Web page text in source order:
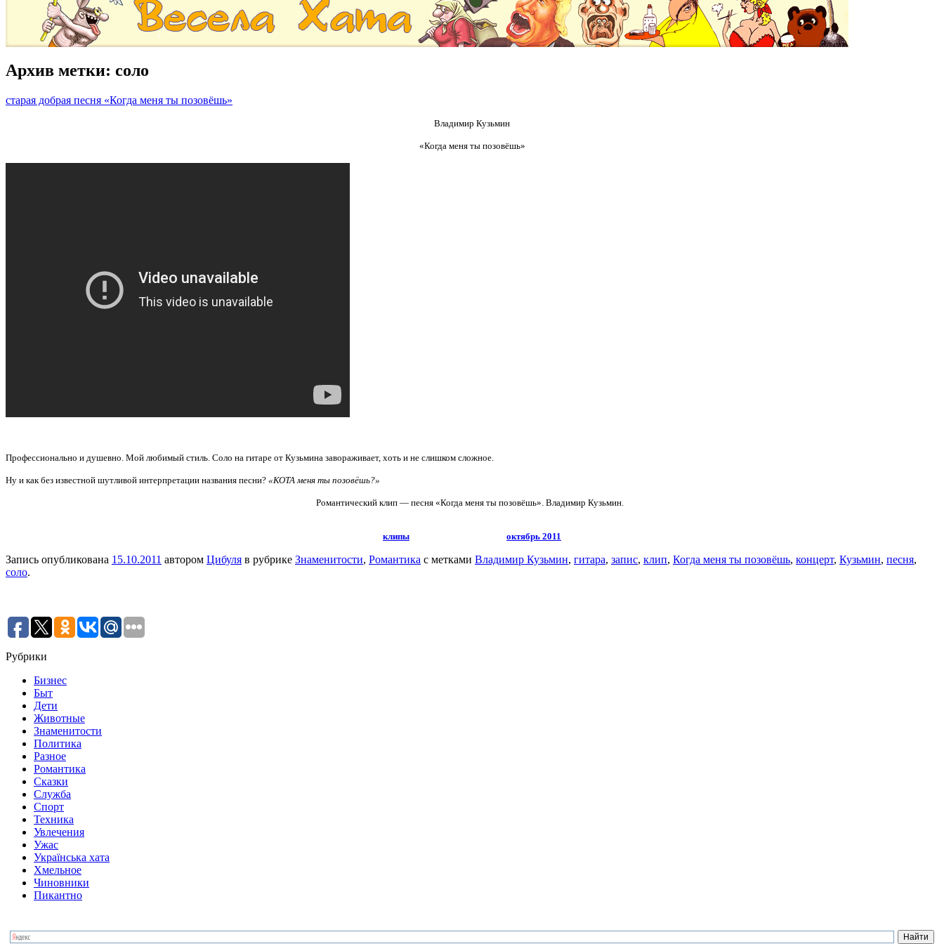
Архив метки: соло
старая добрая песня «Когда меня ты позовёшь»
Владимир Кузьмин
«Когда меня ты позовёшь»
Профессионально и душевно. Мой любимый стиль. Соло на гитаре от Кузьмина завораживает, хоть и не слишком сложное.
Ну и как без известной шутливой интерпретации названия песни? «КОТА меня ты позовёшь?»
Романтический клип — песня «Когда меня ты позовёшь». Владимир Кузьмин.
клипы октябрь 2011
Запись опубликована 15.10.2011 автором Цибуля в рубрике Знаменитости, Романтика с метками Владимир Кузьмин, гитара, запис, клип, Когда меня ты позовёшь, концерт, Кузьмин, песня,
соло.
Рубрики
Бизнес
Быт
Дети
Животные
Знаменитости
Политика
Разное
Романтика
Сказки
Служба
Спорт
Техника
Увлечения
Ужас
Українська хата
Хмельное
Чиновники
Пикантно